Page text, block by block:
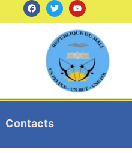
Contacts